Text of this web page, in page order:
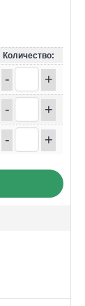
Количество:
- +
- +
- +